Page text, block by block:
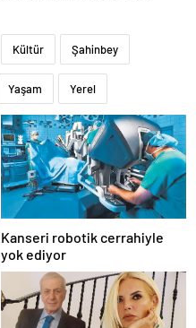
Kültür Şahinbey
Yaşam Yerel
Kanseri robotik cerrahiyle
yok ediyor